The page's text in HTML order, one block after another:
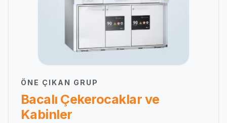
ÖNE ÇIKAN GRUP
Bacalı Çekerocaklar ve
Kabinler